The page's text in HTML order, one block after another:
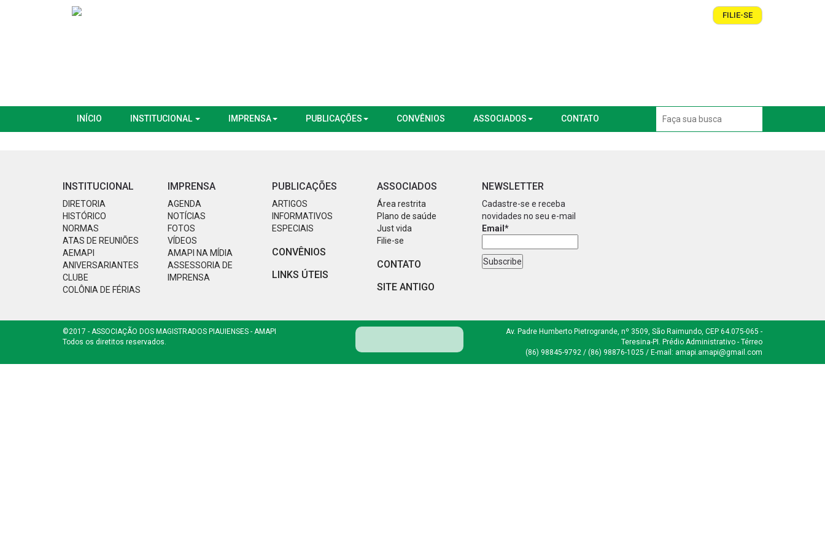
FILIE-SE
INÍCIO INSTITUCIONAL IMPRENSA PUBLICAÇÕES CONVÊNIOS ASSOCIADOS CONTATO
INSTITUCIONAL
DIRETORIA
HISTÓRICO
NORMAS
ATAS DE REUNIÕES
AEMAPI
ANIVERSARIANTES
CLUBE
COLÔNIA DE FÉRIAS
IMPRENSA
AGENDA
NOTÍCIAS
FOTOS
VÍDEOS
AMAPI NA MÍDIA
ASSESSORIA DE
IMPRENSA
PUBLICAÇÕES
ARTIGOS
INFORMATIVOS
ESPECIAIS
CONVÊNIOS
LINKS ÚTEIS
ASSOCIADOS
Área restrita
Plano de saúde
Just vida
Filie-se
CONTATO
SITE ANTIGO
NEWSLETTER
Cadastre-se e receba
novidades no seu e-mail
Email*
©2017 - ASSOCIAÇÃO DOS MAGISTRADOS PIAUIENSES - AMAPI
Todos os diretitos reservados.
Av. Padre Humberto Pietrogrande, nº 3509, São Raimundo, CEP 64.075-065 -
Teresina-PI. Prédio Administrativo - Térreo
(86) 98845-9792 / (86) 98876-1025 / E-mail: amapi.amapi@gmail.com